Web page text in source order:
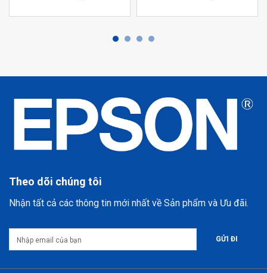
Theo dõi chúng tôi
Nhận tất cả các thông tin mới nhất về Sản phẩm và Ưu đãi.